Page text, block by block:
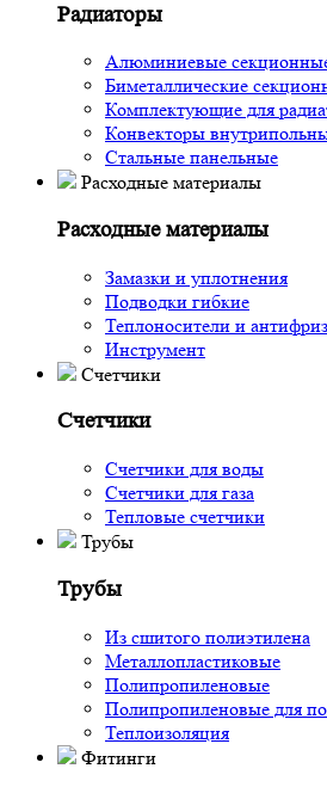
Радиаторы
Алюминиевые
Биметаллические
Комплектующие для
Конвекторы
Стальные панельные
Расходные материалы
Расходные материалы
Замазки и уплотнения
Подводки гибкие
Теплоносители и
Инструмент
Счетчики
Счетчики
Счетчики для воды
Счетчики для газа
Тепловые счетчики
Трубы
Трубы
Из сшитого полиэтилена
Металлопластиковые
Полипропиленовые
Полипропиленовые для
Теплоизоляция
Фитинги